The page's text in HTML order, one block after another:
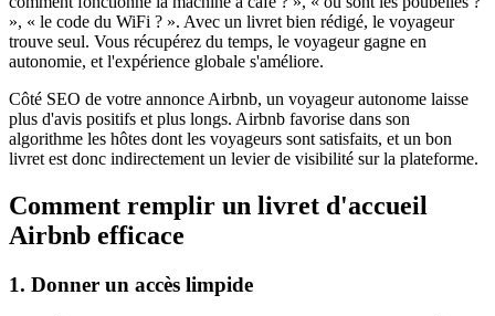
», « le code du WiFi ? ». Avec un livret bien rédigé, le voyageur
trouve seul. Vous récupérez du temps, le voyageur gagne en
autonomie, et l'expérience globale s'améliore.
Côté SEO de votre annonce Airbnb, un voyageur autonome laisse
plus d'avis positifs et plus longs. Airbnb favorise dans son
algorithme les hôtes dont les voyageurs sont satisfaits, et un bon
livret est donc indirectement un levier de visibilité sur la plateforme.
Comment remplir un livret d'accueil
Airbnb efficace
1. Donner un accès limpide